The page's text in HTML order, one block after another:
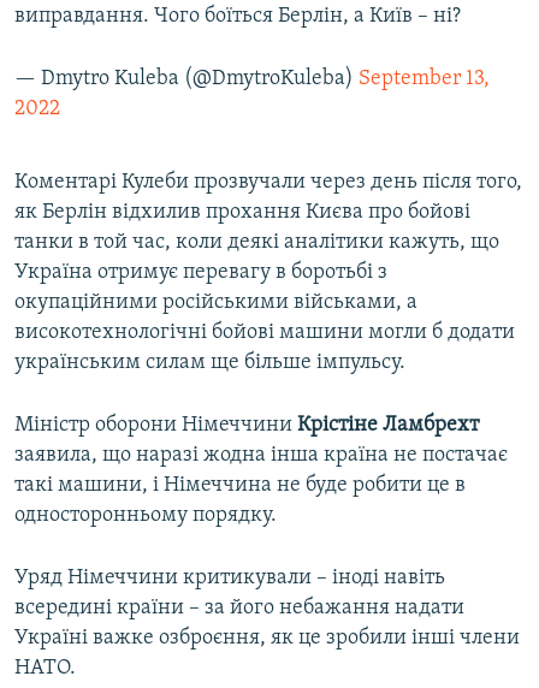
виправдання. Чого боїться Берлін, а Київ – ні?
— Dmytro Kuleba (@DmytroKuleba) September 13,
2022
Коментарі Кулеби прозвучали через день після того,
як Берлін відхилив прохання Києва про бойові
танки в той час, коли деякі аналітики кажуть, що
Україна отримує перевагу в боротьбі з
окупаційними російськими військами, а
високотехнологічні бойові машини могли б додати
українським силам ще більше імпульсу.
Міністр оборони Німеччини Крістіне Ламбрехт
заявила, що наразі жодна інша країна не постачає
такі машини, і Німеччина не буде робити це в
односторонньому порядку.
Уряд Німеччини критикували – іноді навіть
всередині країни – за його небажання надати
Україні важке озброєння, як це зробили інші члени
НАТО.